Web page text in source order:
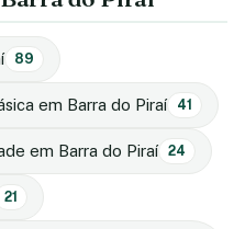
89
em Barra do Piraí 41
em Barra do Piraí 24
21